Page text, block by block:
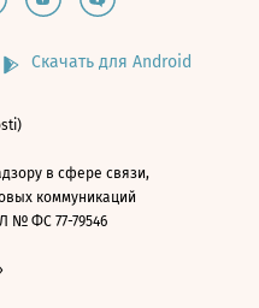
Скачать для Android
в сфере связи,
коммуникаций
№ ФС 77-79546